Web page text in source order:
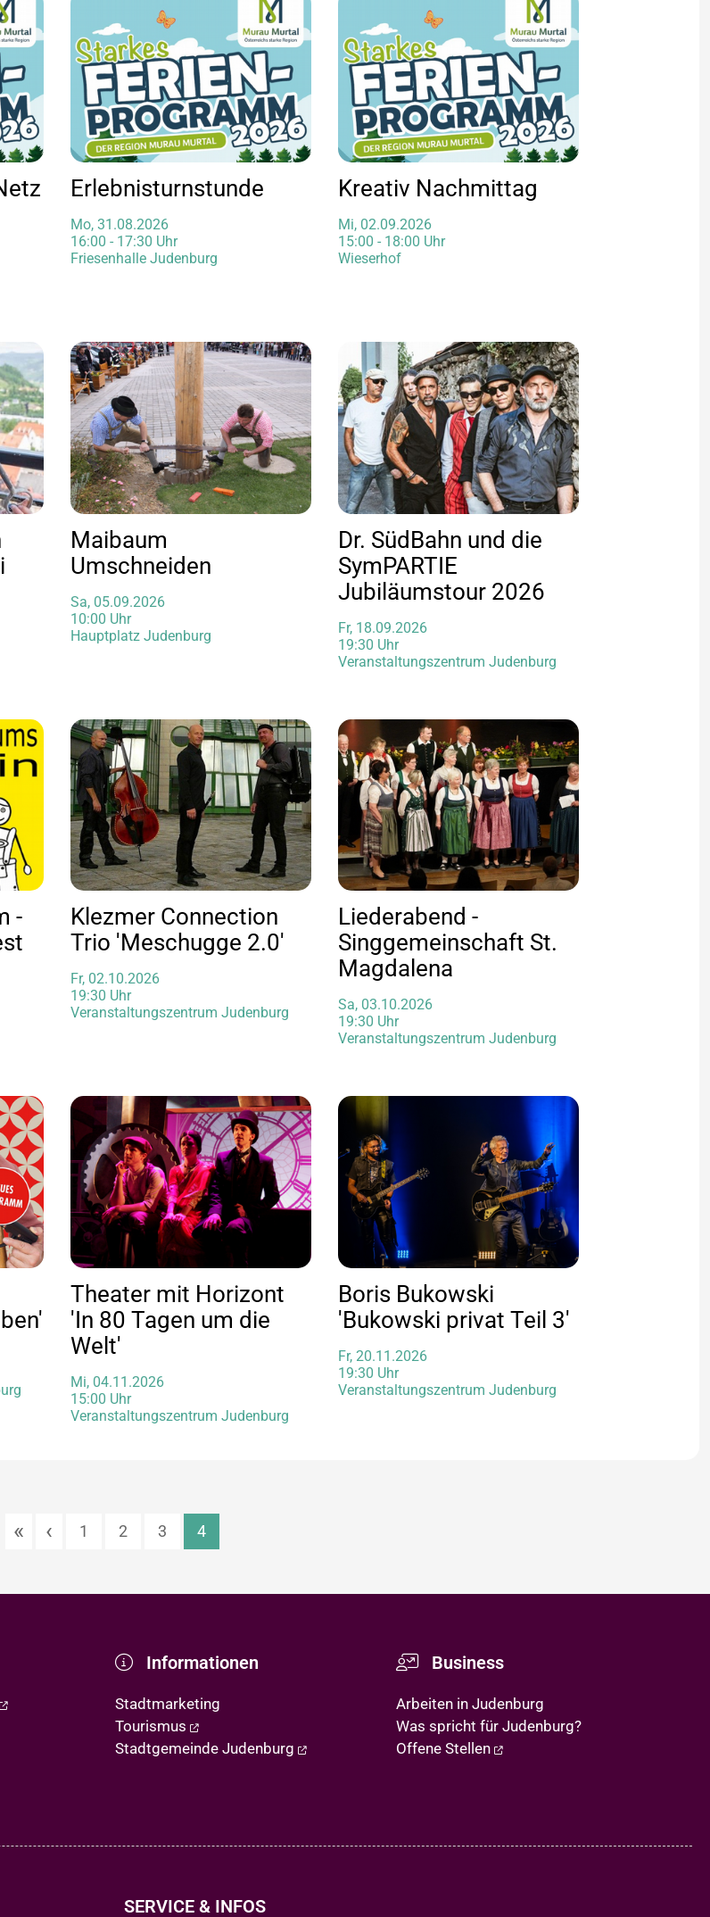
Erlebnisturnstunde
Mo, 31.08.2026
16:00 - 17:30 Uhr
Friesenhalle Judenburg
Kreativ Nachmittag
Mi, 02.09.2026
15:00 - 18:00 Uhr
Wieserhof
Maibaum
Umschneiden
Sa, 05.09.2026
10:00 Uhr
Hauptplatz Judenburg
Dr. SüdBahn und die
SymPARTIE
Jubiläumstour 2026
Fr, 18.09.2026
19:30 Uhr
Veranstaltungszentrum Judenburg
-
Klezmer Connection
Trio 'Meschugge 2.0'
Fr, 02.10.2026
19:30 Uhr
Veranstaltungszentrum Judenburg
Liederabend -
Singgemeinschaft St.
Magdalena
Sa, 03.10.2026
19:30 Uhr
Veranstaltungszentrum Judenburg
Theater mit Horizont
'In 80 Tagen um die
Welt'
Mi, 04.11.2026
15:00 Uhr
Veranstaltungszentrum Judenburg
Boris Bukowski
'Bukowski privat Teil 3'
Fr, 20.11.2026
19:30 Uhr
Veranstaltungszentrum Judenburg
« ‹ 1 2 3 4
Informationen
Stadtmarketing
Tourismus
Stadtgemeinde Judenburg
Business
Arbeiten in Judenburg
Was spricht für Judenburg?
Offene Stellen
SERVICE & INFOS